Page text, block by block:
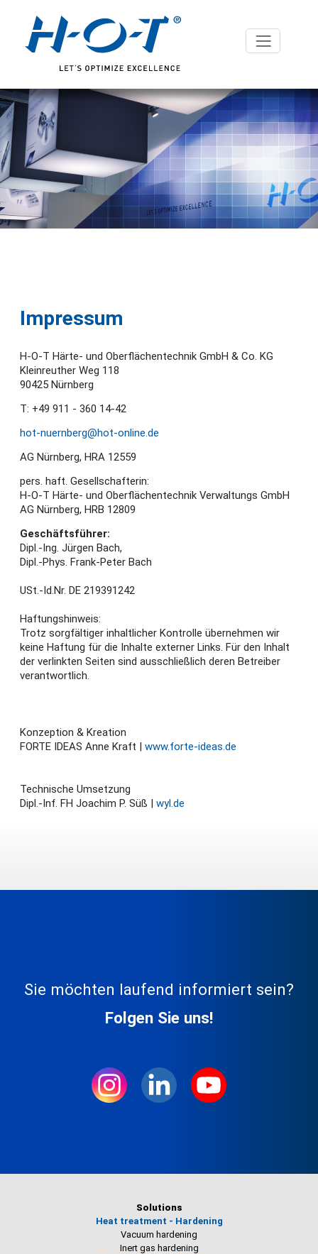
Impressum
H-O-T Härte- und Oberflächentechnik GmbH & Co. KG
Kleinreuther Weg 118
90425 Nürnberg
T: +49 911 - 360 14-42
hot-nuernberg@hot-online.de
AG Nürnberg, HRA 12559
pers. haft. Gesellschafterin:
H-O-T Härte- und Oberflächentechnik Verwaltungs GmbH
AG Nürnberg, HRB 12809
Geschäftsführer:
Dipl.-Ing. Jürgen Bach,
Dipl.-Phys. Frank-Peter Bach
USt.-Id.Nr. DE 219391242
Haftungshinweis:
Trotz sorgfältiger inhaltlicher Kontrolle übernehmen wir
keine Haftung für die Inhalte externer Links. Für den Inhalt
der verlinkten Seiten sind ausschließlich deren Betreiber
verantwortlich.
Konzeption & Kreation
FORTE IDEAS Anne Kraft | www.forte-ideas.de
Technische Umsetzung
Dipl.-Inf. FH Joachim P. Süß | wyl.de
Sie möchten laufend informiert sein?
Folgen Sie uns!
Solutions
Heat treatment - Hardening
Vacuum hardening
Inert gas hardening